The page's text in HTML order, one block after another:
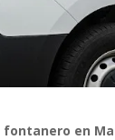
fontanero en